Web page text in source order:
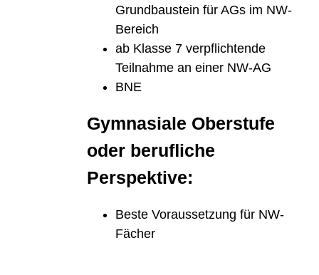
Grundbaustein für AGs im NW-
Bereich
ab Klasse 7 verpﬂichtende
Teilnahme an einer NW-AG
BNE
Gymnasiale Oberstufe
oder beruﬂiche
Perspektive:
Beste Voraussetzung für NW-
Fächer